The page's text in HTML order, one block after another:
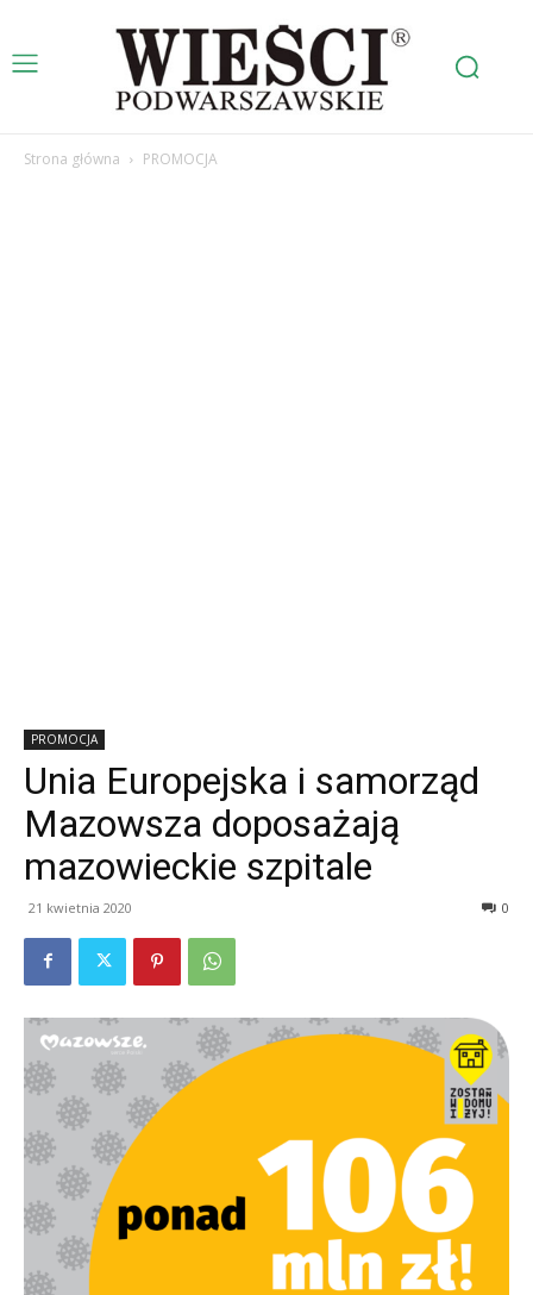
Strona główna PROMOCJA
PROMOCJA
Unia Europejska i samorząd
Mazowsza doposażają
mazowieckie szpitale
21 kwietnia 2020 0